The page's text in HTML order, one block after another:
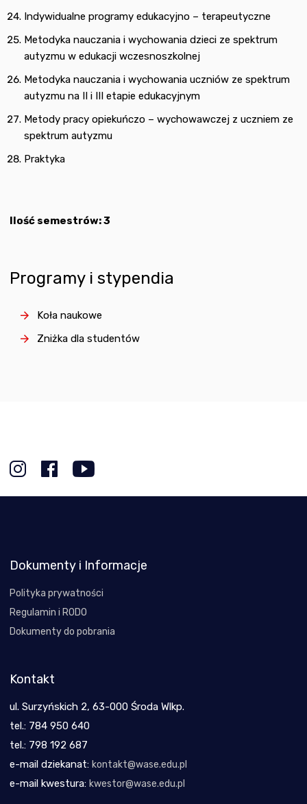
Indywidualne programy edukacyjno – terapeutyczne
Metodyka nauczania i wychowania dzieci ze spektrum
autyzmu w edukacji wczesnoszkolnej
Metodyka nauczania i wychowania uczniów ze spektrum
autyzmu na II i III etapie edukacyjnym
Metody pracy opiekuńczo – wychowawczej z uczniem ze
spektrum autyzmu
Praktyka
Ilość semestrów: 3
Programy i stypendia
Koła naukowe
Zniżka dla studentów
Dokumenty i Informacje
Polityka prywatności
Regulamin i RODO
Dokumenty do pobrania
Kontakt
ul. Surzyńskich 2, 63-000 Środa Wlkp.
tel.: 784 950 640
tel.: 798 192 687
e-mail dziekanat: kontakt@wase.edu.pl
e-mail kwestura: kwestor@wase.edu.pl